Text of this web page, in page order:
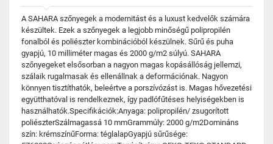
A SAHARA szőnyegek a modernitást és a luxust kedvelők számára
készültek. Ezek a szőnyegek a legjobb minőségű polipropilén
fonalból és poliészter kombinációból készülnek. Sűrű és puha
gyapjú, 10 milliméter magas és 2000 g/m2 súlyú. SAHARA
szőnyegeket elsősorban a nagyon magas kopásállóság jellemzi,
szálaik rugalmasak és ellenállnak a deformációnak. Nagyon
könnyen tisztíthatók, beleértve a porszívózást is. Magas hővezetési
együtthatóval is rendelkeznek, így padlófűtéses helyiségekben is
használhatók.Specifikációk:Anyaga: polipropilén/ zsugorított
poliészterSzálmagassá 10 mmGrammúly: 2000 g/m2Domináns
szín: krémszínűForma: téglalapGyapjú sűrűsége: